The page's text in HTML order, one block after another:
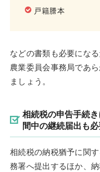
戸籍謄本
などの書類も必要にな
農業委員会事務局であ
ましょう。
相続税の申告手続
間中の継続届出も
相続税の納税猶予に関
務署へ提出するほか、